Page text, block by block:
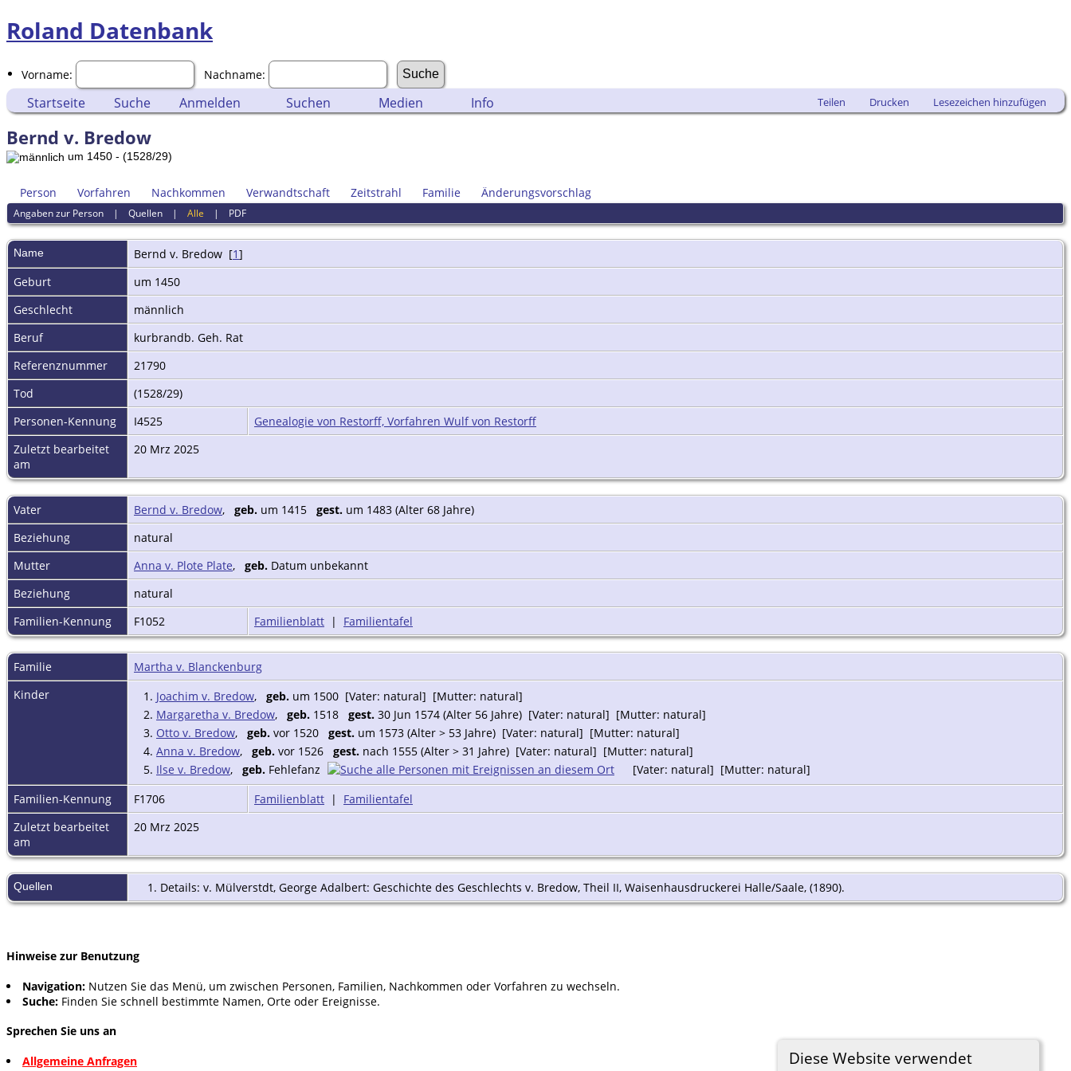
Roland Datenbank
Vorname: Nachname:
Startseite Suche Anmelden Suchen Medien Info Teilen Drucken Lesezeichen hinzufügen
Diese Website verwendet
Bernd v. Bredow
um 1450 - (1528/29)
Person Vorfahren Nachkommen Verwandtschaft Zeitstrahl Familie Änderungsvorschlag
Angaben zur Person |Quellen |Alle | PDF
Name Bernd v. Bredow [1]
Geburt
um 1450
Geschlecht
männlich
Beruf
kurbrandb. Geh. Rat
Referenznummer
21790
Tod
(1528/29)
Personen-Kennung
I4525
Genealogie von Restorff, Vorfahren Wulf von Restorff
Zuletzt bearbeitet
am
20 Mrz 2025
Vater Bernd v. Bredow, geb. um 1415 gest. um 1483 (Alter 68 Jahre)
Beziehung
natural
Mutter
Anna v. Plote Plate, geb. Datum unbekannt
Beziehung
natural
Familien-Kennung
F1052 Familienblatt | Familientafel
Familie
Martha v. Blanckenburg
Kinder
1. Joachim v. Bredow, geb. um 1500 [Vater: natural] [Mutter: natural]
2. Margaretha v. Bredow, geb. 1518 gest. 30 Jun 1574 (Alter 56 Jahre) [Vater: natural] [Mutter: natural]
3. Otto v. Bredow, geb. vor 1520 gest. um 1573 (Alter > 53 Jahre) [Vater: natural] [Mutter: natural]
4. Anna v. Bredow, geb. vor 1526 gest. nach 1555 (Alter > 31 Jahre) [Vater: natural] [Mutter: natural]
5. Ilse v. Bredow, geb. Fehlefanz
[Vater: natural] [Mutter: natural]
Familien-Kennung
F1706 Familienblatt | Familientafel
Zuletzt bearbeitet
am
20 Mrz 2025
Quellen Details: v. Mülverstdt, George Adalbert: Geschichte des Geschlechts v. Bredow, Theil II, Waisenhausdruckerei Halle/Saale, (1890).
Hinweise zur Benutzung
Navigation: Nutzen Sie das Menü, um zwischen Personen, Familien, Nachkommen oder Vorfahren zu wechseln.
Suche: Finden Sie schnell bestimmte Namen, Orte oder Ereignisse.
Sprechen Sie uns an
Allgemeine Anfragen